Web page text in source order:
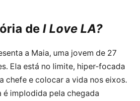
de I Love LA?
a Maia, uma jovem de 27
Ela está no limite, hiper-focada
chefe e colocar a vida nos eixos.
é implodida pela chegada